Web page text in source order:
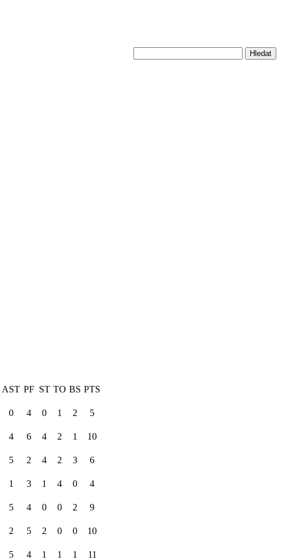
AST PF ST TO BS PTS
0 4 0 1 2 5
4 6 4 2 1 10
5 2 4 2 3 6
1 3 1 4 0 4
5 4 0 0 2 9
2 5 2 0 0 10
5 4 1 1 1
11